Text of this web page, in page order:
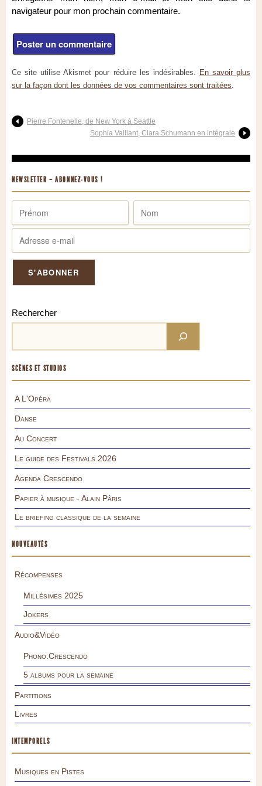
navigateur pour mon prochain commentaire.
Ce site utilise Akismet pour réduire les indésirables. En savoir plus
sur la façon dont les données de vos commentaires sont traitées.
Pierre Fontenelle, de New York à Seattle
Sophia Vaillant, Clara Schumann en intégrale
NEWSLETTER – ABONNEZ-VOUS !
Rechercher
SCÈNES ET STUDIOS
A L'Opéra
Danse
Au Concert
Le guide des Festivals 2026
Agenda Crescendo
Papier à musique - Alain Pâris
Le briefing classique de la semaine
NOUVEAUTÉS
Récompenses
Millésimes 2025
Jokers
Audio&Vidéo
Phono.Crescendo
5 albums pour la semaine
Partitions
Livres
INTEMPORELS
Musiques en Pistes